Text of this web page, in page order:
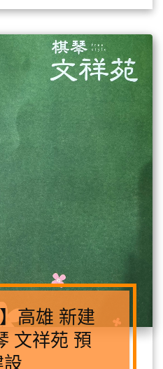
高雄 新建
文祥苑 預